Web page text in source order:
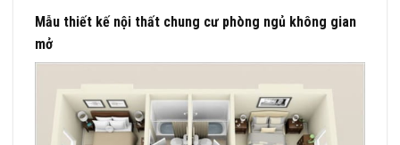
Mẫu thiết kế nội thất chung cư phòng ngủ không gian
mở